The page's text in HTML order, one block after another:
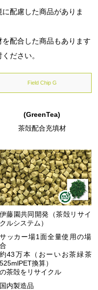
配慮した商品がありま
配合した商品もあります
ださい。
Field Chip G
(GreenTea)
茶殻配合充填材
伊藤園共同開発（茶殻リサイ
クルシステム）
サッカー場1面全量使用の場
合
約43万本（おーいお茶緑茶
525mlPET換算）
の茶殻をリサイクル
国内製造品